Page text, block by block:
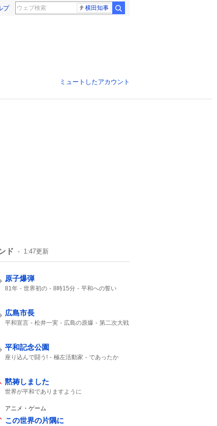
プ 横田知事
ミュートしたアカウント
ド 1:47更新
原子爆弾
81年 世界初の 8時15分
平和への誓い
広島市長
平和宣言 松井一実 広島の原爆
第二次大戦
平和記念公園
座り込んで闘う! 極左活動家
であったか
黙祷しました
世界が平和でありますように
アニメ・ゲーム
この世界の片隅に